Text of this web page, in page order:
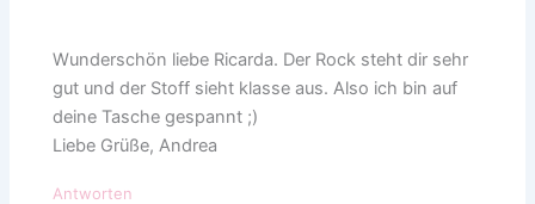
Wunderschön liebe Ricarda. Der Rock steht dir sehr
gut und der Stoff sieht klasse aus. Also ich bin auf
deine Tasche gespannt ;)
Liebe Grüße, Andrea
Antworten